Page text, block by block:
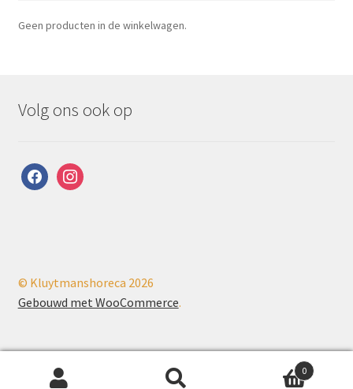
Geen producten in de winkelwagen.
Volg ons ook op
facebookinstagram
© Kluytmanshoreca 2026
Gebouwd met WooCommerce.
0